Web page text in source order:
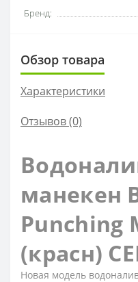
Бренд:
Обзор товара
Характеристики
Отзывов (0)
манекен
Punching
(красн)
Новая модель